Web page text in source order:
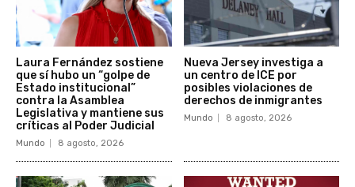
Laura Fernández sostiene
que sí hubo un “golpe de
Estado institucional”
contra la Asamblea
Legislativa y mantiene sus
críticas al Poder Judicial
Mundo 8 agosto, 2026
Nueva Jersey investiga a
un centro de ICE por
posibles violaciones de
derechos de inmigrantes
Mundo 8 agosto, 2026